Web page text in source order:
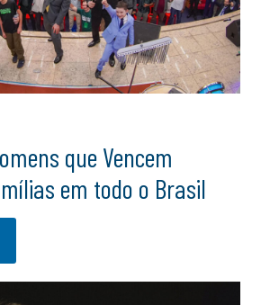
que Vencem
em todo o Brasil